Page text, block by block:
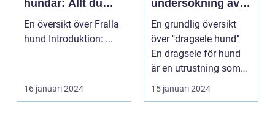
hundar: Allt du
behöver veta
En översikt över Fralla
hund Introduktion: ...
16 januari 2024
undersökning av
dess typer,
fördelar och
nackdelar
En grundlig översikt
över "dragsele hund"
En dragsele för hund
är en utrustning som
används för att...
15 januari 2024